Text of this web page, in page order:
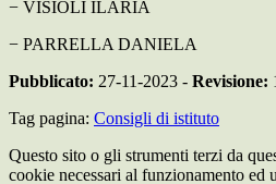
− VISIOLI ILARIA
− PARRELLA DANIELA
Pubblicato: 27-11-2023 - Revisione:
Tag pagina: Consigli di istituto
Questo sito o gli strumenti terzi da
cookie necessari al funzionamento